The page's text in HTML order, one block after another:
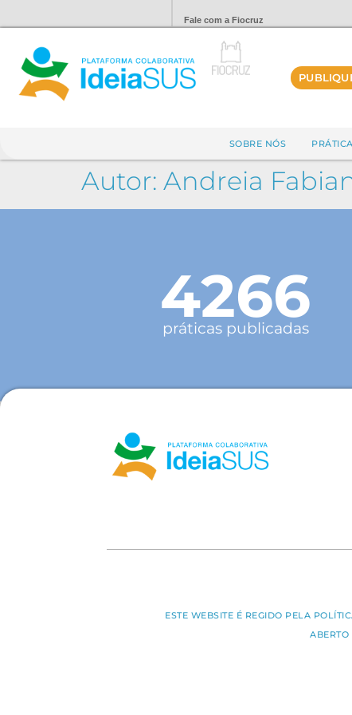
Fale com a Fiocruz
SOBRE NÓS
Autor: Andreia
4266
práticas publicadas
ESTE WEBSITE É REGIDO PELA